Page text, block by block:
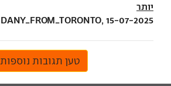
יותר
DANY_FROM_TORONTO, 15-07-2025
טען תגובות נוספות